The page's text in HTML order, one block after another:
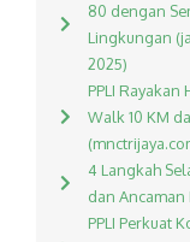
80 dengan
Lingkungan
2025)
PPLI Rayakan
Walk 10 KM
4 Langkah
dan Ancaman
PPLI Perkuat